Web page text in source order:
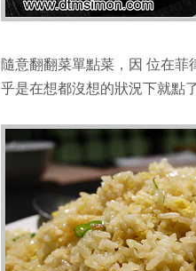
隨意翻翻菜單點菜，因 位在
乎是在想都沒想的狀況下就點